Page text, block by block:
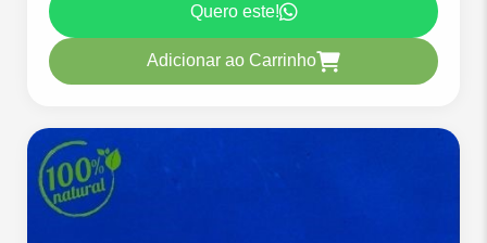
Quero este!
Adicionar ao Carrinho